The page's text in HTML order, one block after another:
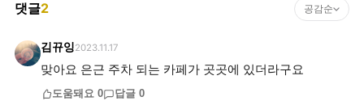
댓글2 공감순
김뀨잉2023.11.17
맞아요 은근 주차 되는 카페가 곳곳에 있더라구요
도움돼요 0 답글 0